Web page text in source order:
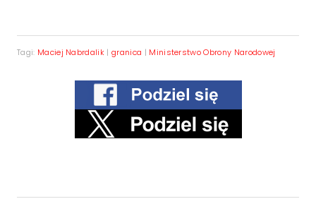
Tagi: Maciej Nabrdalik |granica | Ministerstwo Obrony Narodowej